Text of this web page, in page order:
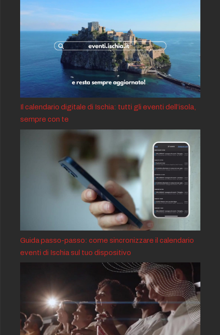
Il calendario digitale di Ischia: tutti gli eventi dell’isola,
sempre con te
Guida passo-passo: come sincronizzare il calendario
eventi di Ischia sul tuo dispositivo